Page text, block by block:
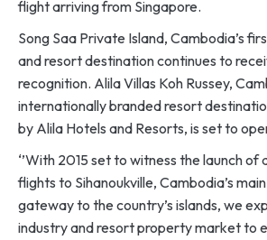
flight arriving from Singapore.
Song Saa Private Island, Cambodia’s
and resort destination continues to
recognition. Alila Villas Koh Russey,
internationally branded resort
by Alila Hotels and Resorts, is set to
‘’With 2015 set to witness the launch
flights to Sihanoukville, Cambodia’s
gateway to the country’s islands, we
industry and resort property market to